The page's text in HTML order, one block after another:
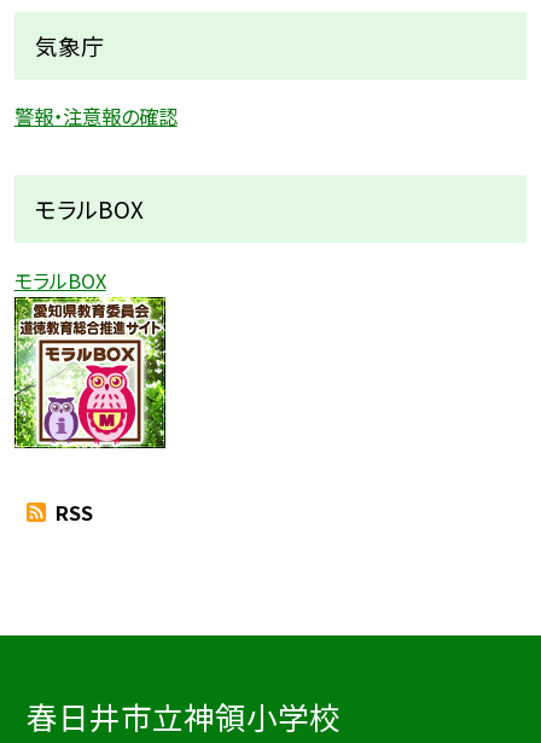
気象庁
警報・注意報の確認
モラルBOX
モラルBOX
RSS
春日井市立神領小学校